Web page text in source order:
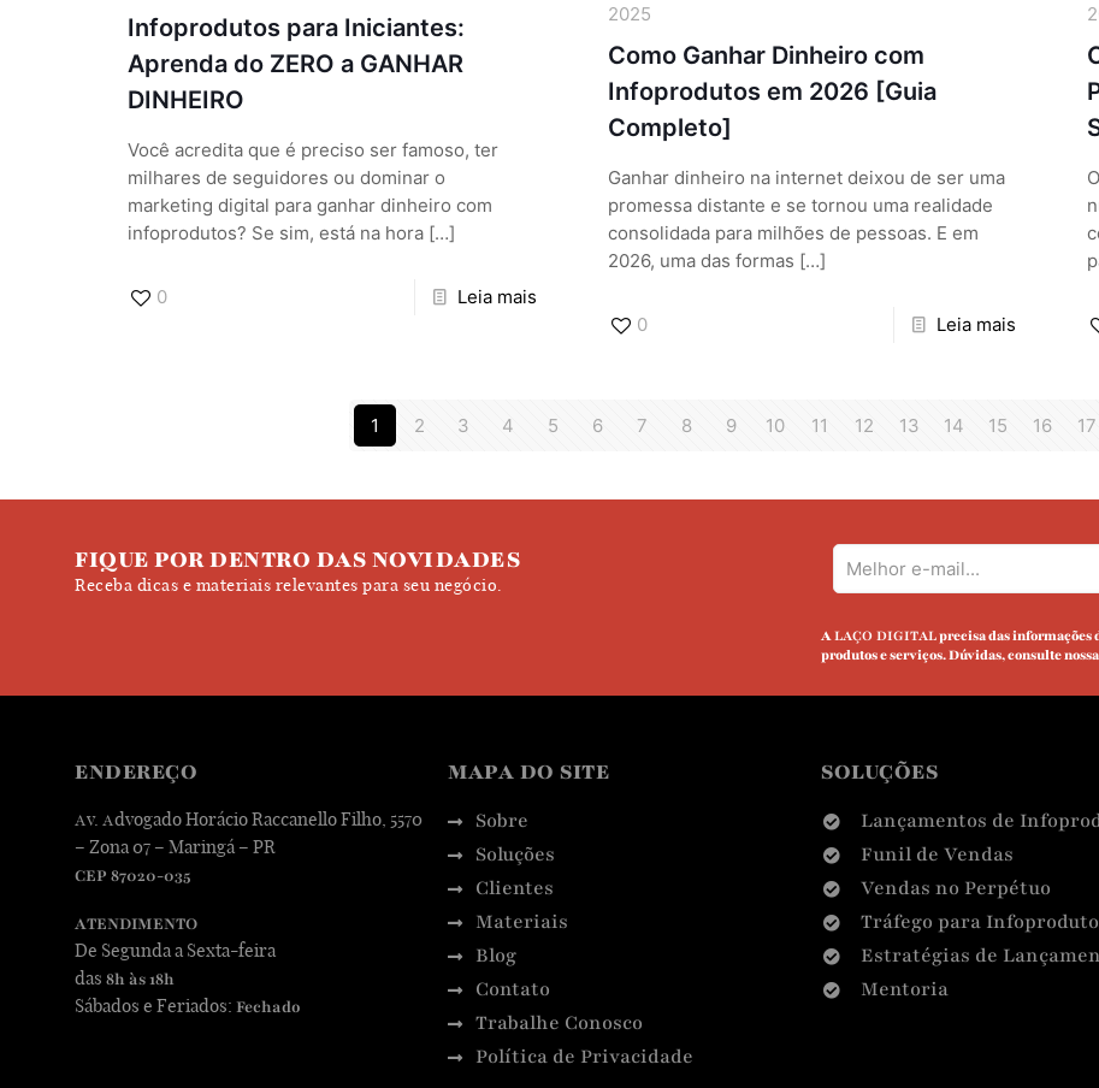
Infoprodutos para Iniciantes:
Aprenda do ZERO a GANHAR
DINHEIRO
Você acredita que é preciso ser famoso, ter
milhares de seguidores ou dominar o
marketing digital para ganhar dinheiro com
infoprodutos? Se sim, está na hora[…]
0 Leia mais
2025
Como Ganhar Dinheiro com
Infoprodutos em 2026 [Guia
Completo]
Ganhar dinheiro na internet deixou de ser uma
promessa distante e se tornou uma realidade
consolidada para milhões de pessoas. E em
2026, uma das formas […]
0 Leia mais
1 2 3 4 5 6 7 8 9 10 11 12 13 14 15 16 17
FIQUE POR DENTRO DAS NOVIDADES
Receba dicas e materiais relevantes para seu negócio.
ALAÇO DIGITALprecisa das informações
produtos e serviços. Dúvidas, consulte nossa
ENDEREÇO
Av. Advogado Horácio Raccanello Filho, 5570
– Zona 07 – Maringá – PR
CEP 87020-035
ATENDIMENTO
De Segunda a Sexta-feira
das 8h às 18h
Sábados e Feriados: Fechado
MAPA DO SITE
Sobre
Soluções
Clientes
Materiais
Blog
Contato
Trabalhe Conosco
Política de Privacidade
SOLUÇÕES
Lançamentos de
Funil de Vendas
Vendas no Perpétuo
Tráfego para
Estratégias de
Mentoria